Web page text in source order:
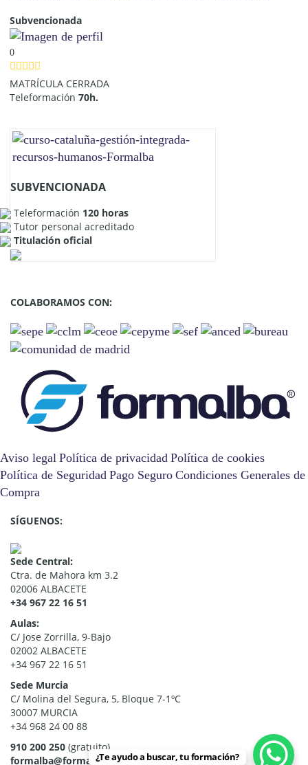
Subvencionada
0
MATRÍCULA CERRADA
Teleformación70h.
SUBVENCIONADA
Teleformación 120 horas
Tutor personal acreditado
Titulación oficial
COLABORAMOS CON:
Aviso legal Política de privacidad Política de cookies
Política de Seguridad Pago Seguro Condiciones Generales de
Compra
SÍGUENOS:
Sede Central:
Ctra. de Mahora km 3.2
02006 ALBACETE
+34 967 22 16 51
Aulas:
C/ Jose Zorrilla, 9-Bajo
02002 ALBACETE
+34 967 22 16 51
Sede Murcia
C/ Molina del Segura, 5, Bloque 7-1ºC
30007 MURCIA
+34 968 24 00 88
910 200 250 (gratuito)
formalba@formalba.es¿Te ayudo a buscar, tu formación?